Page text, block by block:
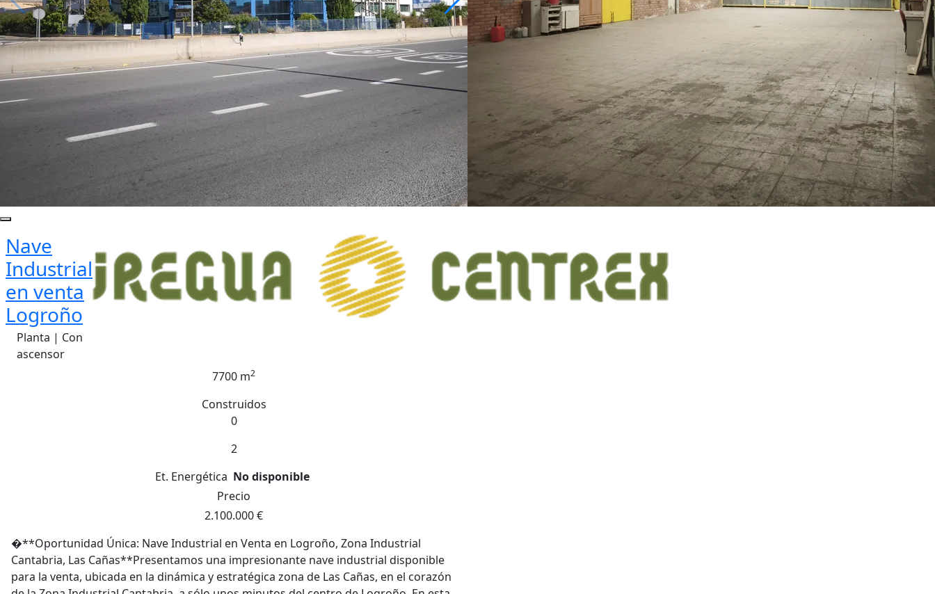
Nave
Industrial
en venta
Logroño
Planta | Con
ascensor
7700 m2
Construidos
0
2
Et. Energética No disponible
Precio
2.100.000 €
�**Oportunidad Única: Nave Industrial en Venta en Logroño, Zona Industrial
Cantabria, Las Cañas**Presentamos una impresionante nave industrial disponible
para la venta, ubicada en la dinámica y estratégica zona de Las Cañas, en el corazón